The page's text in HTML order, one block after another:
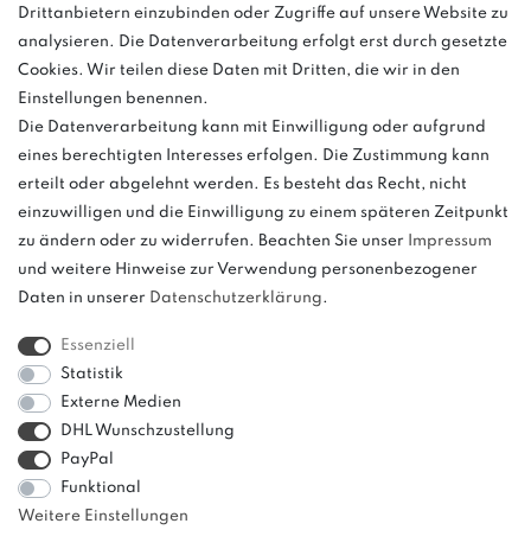
Anrufe aus dem dt. Festnetz zum Ortstarif, Preise aus dem Mobilfunknetz
ggf. abweichend (abhängig vom Provider).
und
weitere.
Drittanbietern einzubinden oder Zugriffe auf unsere Website zu
analysieren. Die Datenverarbeitung erfolgt erst durch gesetzte
Cookies. Wir teilen diese Daten mit Dritten, die wir in den
Einstellungen benennen.
Die Datenverarbeitung kann mit Einwilligung oder aufgrund
eines berechtigten Interesses erfolgen. Die Zustimmung kann
erteilt oder abgelehnt werden. Es besteht das Recht, nicht
einzuwilligen und die Einwilligung zu einem späteren Zeitpunkt
zu ändern oder zu widerrufen. Beachten Sie unser
Impressum
und weitere Hinweise zur Verwendung personenbezogener
Daten in unserer Daten­schutz­erklärung.
Essenziell
Statistik
Externe Medien
DHL Wunschzustellung
PayPal
Funktional
Weitere Einstellungen
Sinne einer Preisermäßigung, sondern lediglich
einen Preisvergleich zur unverbindlichen
Preisempfehlung seitens des Herstellers dar.